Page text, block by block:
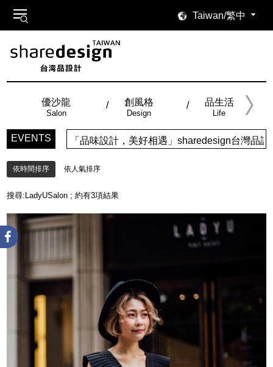
Taiwan/繁中
優沙龍
Salon
創風格
Design
品生活
Life
EVENTS 「品味設計，美好相遇」sharedesign台灣品
依時間排序 依人氣排序
搜尋: LadyUSalon ; 約有3項結果